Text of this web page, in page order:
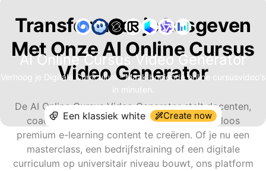
AI Online Cursus Video Generator
Verhoog je Digitale Curriculum - Maak boeiende online cursusvideo's
in minuten.
Create now
Transformeer je Lesgeven
Met Onze AI Online Cursus
Video Generator
De AI Online Cursus Video Generator stelt docenten,
coaches en instructeurs in staat om moeiteloos
premium e-learning content te creëren. Of je nu een
masterclass, een bedrijfstraining of een digitale
curriculum op universitair niveau bouwt, ons platform